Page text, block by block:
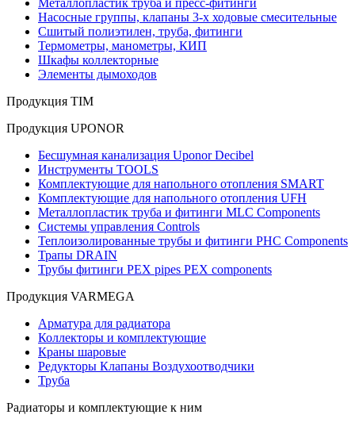
Насосные группы, клапаны 3-х ходовые смесительные
Сшитый полиэтилен, труба, фитинги
Термометры, манометры, КИП
Шкафы коллекторные
Элементы дымоходов
Продукция TIM
Продукция UPONOR
Бесшумная канализация Uponor Decibel
Инструменты TOOLS
Комплектующие для напольного отопления SMART
Комплектующие для напольного отопления UFH
Металлопластик труба и фитинги MLC Components
Системы управления Controls
Теплоизолированные трубы и фитинги PHC Components
Трапы DRAIN
Трубы фитинги PEX pipes PEX components
Продукция VARMEGA
Арматура для радиатора
Коллекторы и комплектующие
Краны шаровые
Редукторы Клапаны Воздухоотводчики
Труба
Радиаторы и комплектующие к ним